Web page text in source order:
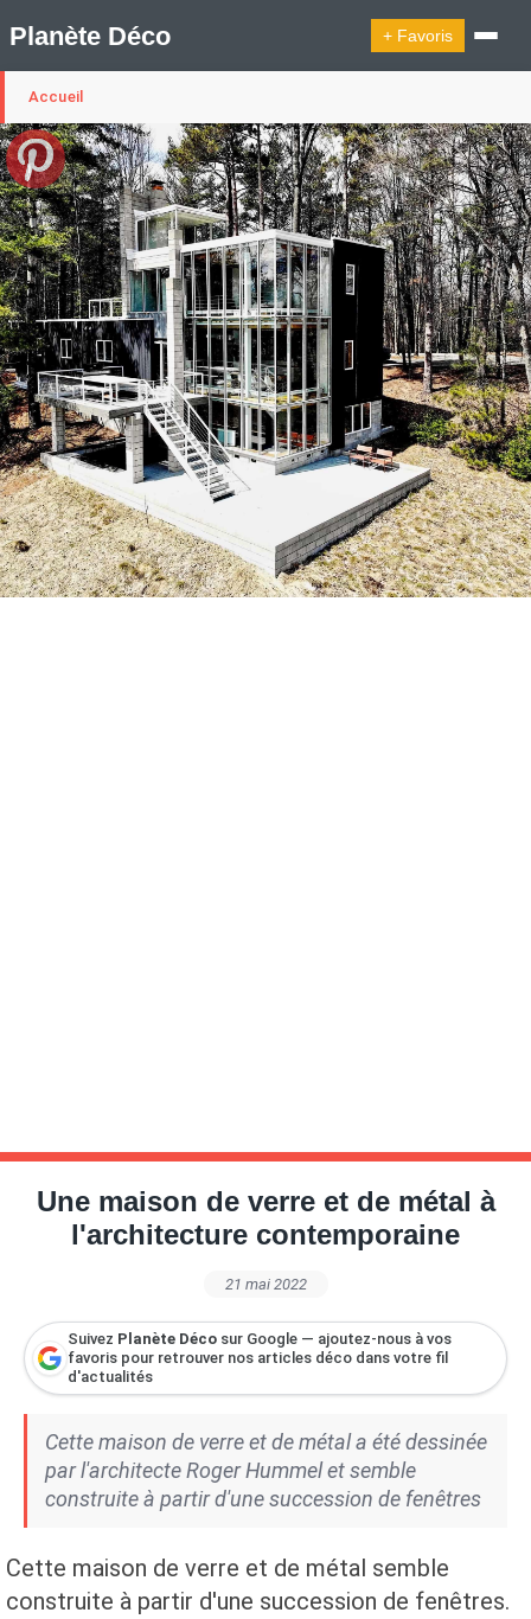
Planète Déco + Favoris
🛍︎ Shop Planète Déco ℹ︎ À propos
Appartement Design Cabanes
Decoration Noël
Design Suédois En Quelques Photos
Idées Déco En 10 Photos
La Semaine Décoration Et Design
Maison En Ville
Méli-Mélo Suédois
Publi Reportage
Tendance
Interieurs Scandinaves
La Décoration Selon Votre Signe Astrologique
Les Trouvailles Déco Du Jour
Loft
Maison Appartement Écologique
Maison Container/container House
Maison D'hôtes
Maison Et Appartement Vintage
On Décode La Déco
Petite Surface
Piscine Question De Style
Renovation
Revue De Week End
Tiny House
Accueil
Une maison de verre et de métal à
l'architecture contemporaine
21 mai 2022
Suivez Planète Déco sur Google — ajoutez-nous à vos
favoris pour retrouver nos articles déco dans votre fil
d'actualités
Cette maison de verre et de métal a été dessinée
par l'architecte Roger Hummel et semble
construite à partir d'une succession de fenêtres
Cette maison de verre et de métal semble
construite à partir d'une succession de fenêtres.